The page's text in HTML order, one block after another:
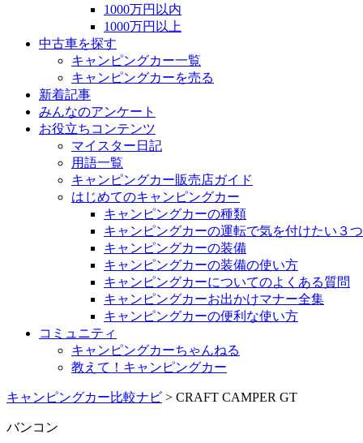
1000万円以内
1000万円以上
中古車を探す
キャンピングカー一覧
キャンピングカーを売る
新着記事
みんなのアンケート
お役立ちコンテンツ
マイスター日記
用語一覧
キャンピングカー販売店ガイド
はじめてのキャンピングカー
キャンピングカーの種類
キャンピングカーの運転で気を付けたい３
キャンピングカーの装備
キャンピングカーの装備の使い方
キャンピングカーについてのよくある質問
キャンピングカーお出かけマナー全集
キャンピングカーの便利な使い方
コミュニティ
キャンピングカーちゃんねる
教えて！キャンピングカー
キャンピングカー比較ナビ > CRAFT CAMPER GT
バンコン